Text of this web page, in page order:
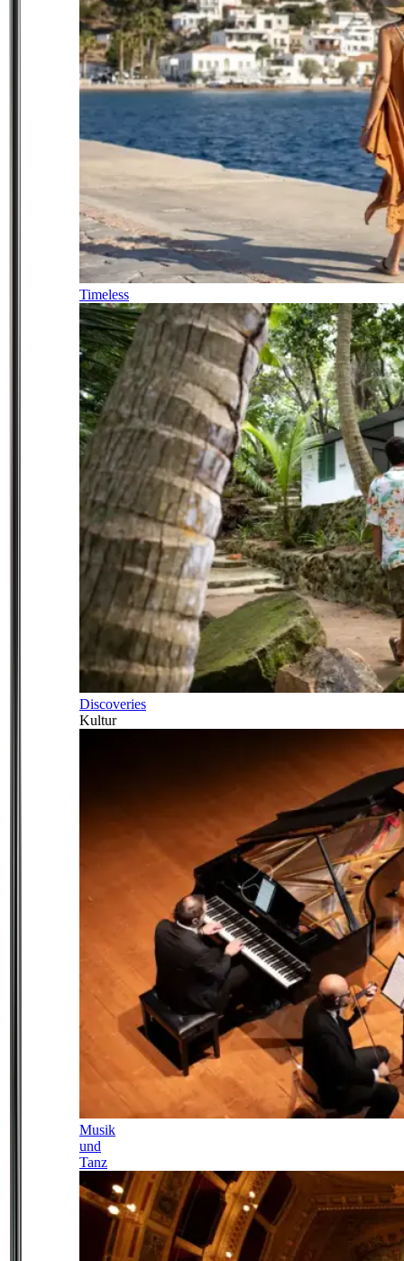
Timeless
Discoveries
Kultur
Musik
und
Tanz